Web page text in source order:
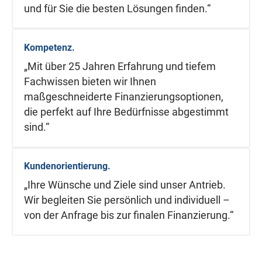
und für Sie die besten Lösungen finden.“
Kompetenz.
„Mit über 25 Jahren Erfahrung und tiefem
Fachwissen bieten wir Ihnen
maßgeschneiderte Finanzierungsoptionen,
die perfekt auf Ihre Bedürfnisse abgestimmt
sind.“
Kundenorientierung.
„Ihre Wünsche und Ziele sind unser Antrieb.
Wir begleiten Sie persönlich und individuell –
von der Anfrage bis zur finalen Finanzierung.“